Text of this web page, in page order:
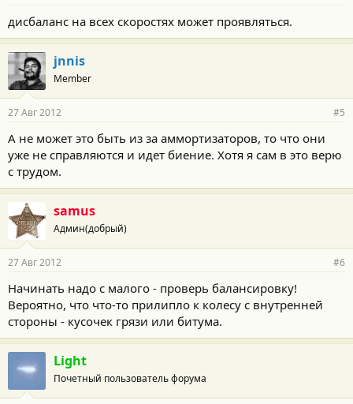
дисбаланс на всех скоростях может проявляться.
jnnis
Member
27 Авг 2012 #5
А не может это быть из за аммортизаторов, то что они
уже не справляются и идет биение. Хотя я сам в это верю
с трудом.
samus
Админ(добрый)
27 Авг 2012 #6
Начинать надо с малого - проверь балансировку!
Вероятно, что что-то прилипло к колесу с внутренней
стороны - кусочек грязи или битума.
Light
Почетный пользователь форума